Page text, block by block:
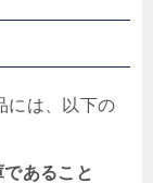
には、以下の
あること